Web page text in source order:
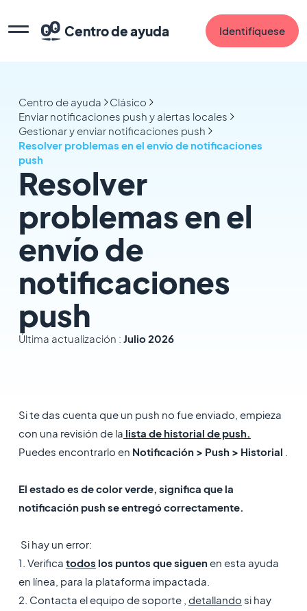
Centro de ayuda Identifíquese
Centro de ayuda
Clásico
Enviar notificaciones push y alertas locales
Gestionar y enviar notificaciones push
Resolver problemas en el envío de notificaciones
push
Resolver
problemas en el
envío de
notificaciones
push
Última actualización : Julio 2026
Si te das cuenta que un push no fue enviado, empieza
con una revisión de la lista de historial de push.
Puedes encontrarlo en Notificación > Push > Historial
El estado es de color verde, significa que la
notificación push se entregó correctamente.
Si hay un error:
1. Verifica todos los puntos quesiguenen esta ayuda
en línea, para la plataforma impactada.
2. Contacta el equipo de soporte , detallando si hay